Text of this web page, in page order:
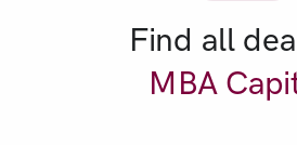
Find all
MBA